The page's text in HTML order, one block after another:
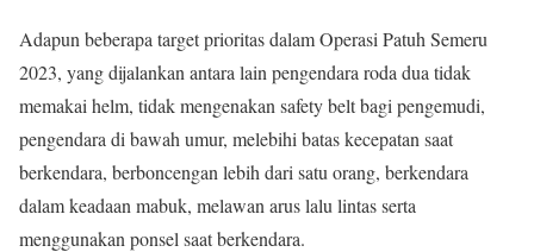
Adapun beberapa target prioritas dalam Operasi Patuh Semeru
2023, yang dijalankan antara lain pengendara roda dua tidak
memakai helm, tidak mengenakan safety belt bagi pengemudi,
pengendara di bawah umur, melebihi batas kecepatan saat
berkendara, berboncengan lebih dari satu orang, berkendara
dalam keadaan mabuk, melawan arus lalu lintas serta
menggunakan ponsel saat berkendara.